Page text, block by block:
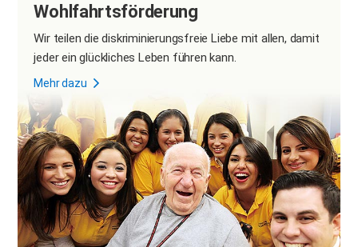
Wohlfahrtsförderung
Wir teilen die diskriminierungsfreie Liebe mit allen, damit
jeder ein glückliches Leben führen kann.
Mehr dazu